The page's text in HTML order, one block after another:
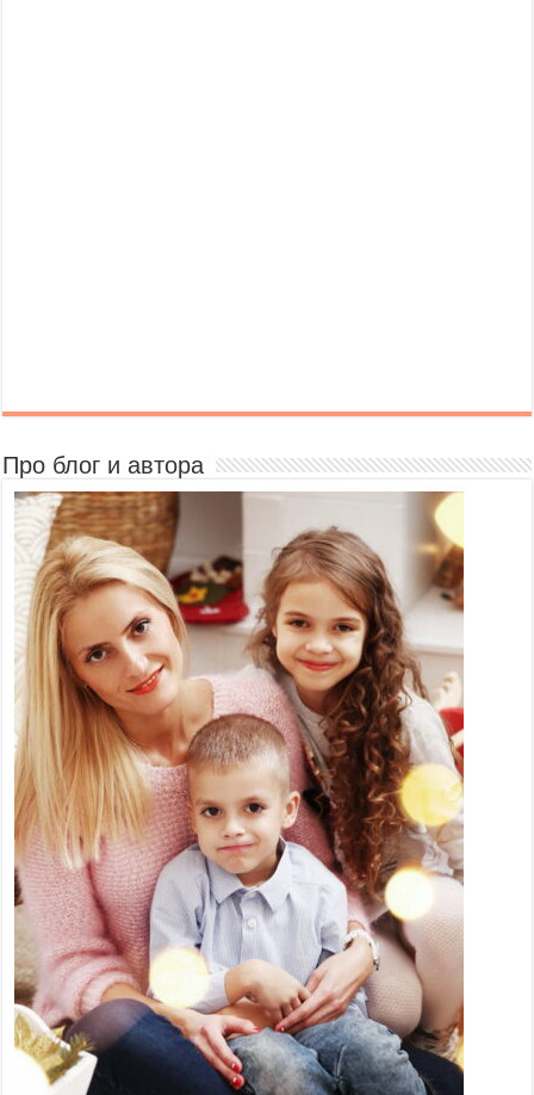
Про блог и автора